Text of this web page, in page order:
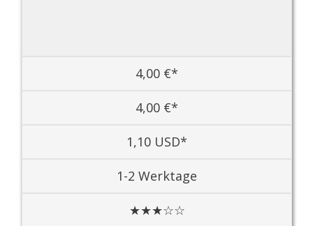
4,00 €*
4,00 €*
1,10 USD*
1-2 Werktage
★★★☆☆